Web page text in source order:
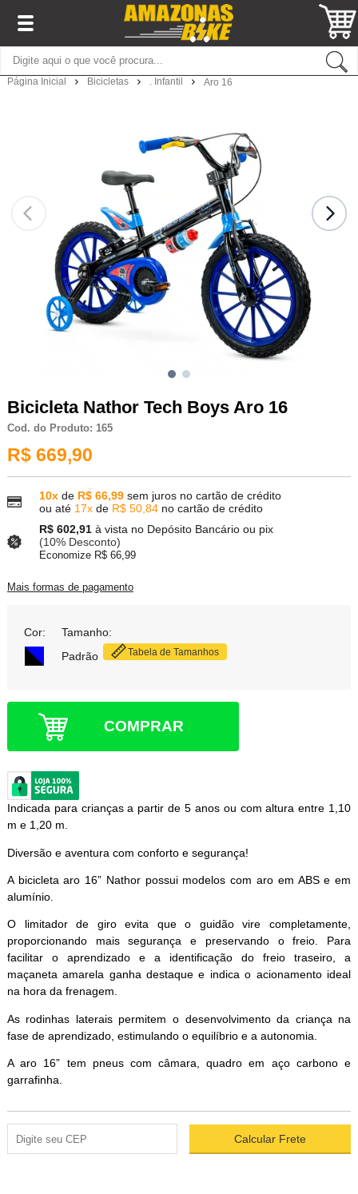
Página Inicial Bicicletas . Infantil Aro 16
Bicicleta Nathor Tech Boys Aro 16
Cod. do Produto: 165
R$ 669,90
10xde R$ 66,99 sem juros no cartão de crédito
ou até 17xde R$ 50,84no cartão de crédito
R$ 602,91 à vista no Depósito Bancário ou pix
(10% Desconto)
Economize R$ 66,99
Mais formas de pagamento
Cor:
Tamanho:
Padrão
Tabela de Tamanhos
COMPRAR
Indicada para crianças a partir de 5 anos ou com altura entre 1,10
m e 1,20 m.
Diversão e aventura com conforto e segurança!
A bicicleta aro 16” Nathor possui modelos com aro em ABS e em
alumínio.
O limitador de giro evita que o guidão vire completamente,
proporcionando mais segurança e preservando o freio. Para
facilitar o aprendizado e a identificação do freio traseiro, a
maçaneta amarela ganha destaque e indica o acionamento ideal
na hora da frenagem.
As rodinhas laterais permitem o desenvolvimento da criança na
fase de aprendizado, estimulando o equilíbrio e a autonomia.
A aro 16” tem pneus com câmara, quadro em aço carbono e
garrafinha.